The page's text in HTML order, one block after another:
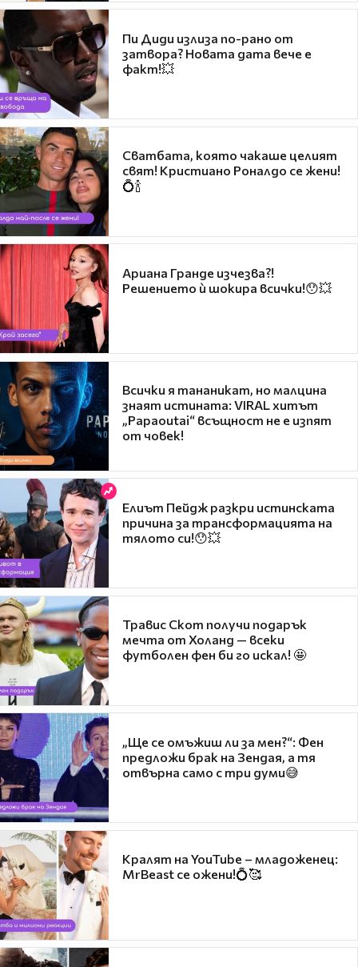
Пи Диди излиза по-рано от
затвора? Новата дата вече е
факт!💥
Сватбата, която чакаше целият
свят! Кристиано Роналдо се жени!
💍🍾
Ариана Гранде изчезва?!
Решението ѝ шокира всички!😯💥
Всички я тананикат, но малцина
знаят истината: VIRAL хитът
„Papaoutai“ всъщност не е изпят
от човек!
Елиът Пейдж разкри истинската
причина за трансформацията на
тялото си!😯💥
Травис Скот получи подарък
мечта от Холанд — всеки
футболен фен би го искал! 🤩
„Ще се омъжиш ли за мен?“: Фен
предложи брак на Зендая, а тя
отвърна само с три думи😅
Кралят на YouTube – младоженец:
MrBeast се ожени!💍🥰